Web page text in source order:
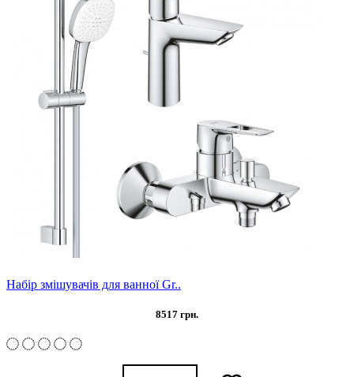
Набір змішувачів для ванної Gr..
8517 грн.